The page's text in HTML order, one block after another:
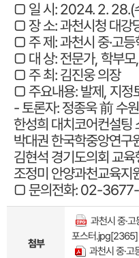
□ 일 시: 2024. 2. 28.(
□ 장 소: 과천시청 대강
□ 주 제: 과천시 중·고
□ 대 상: 전문가, 학부
□ 주 최: 김진웅 의장
□ 주요내용: 발제, 지정
- 토론자: 정종욱 前 수
한성희 대치코어컨설팅
박대권 한국학중앙연구
김현석 경기도의회 교
조정미 안양과천교육지
□ 문의전화: 02-
첨부
과천시 중·
포스터.jpg[2365]
과천시 중·고